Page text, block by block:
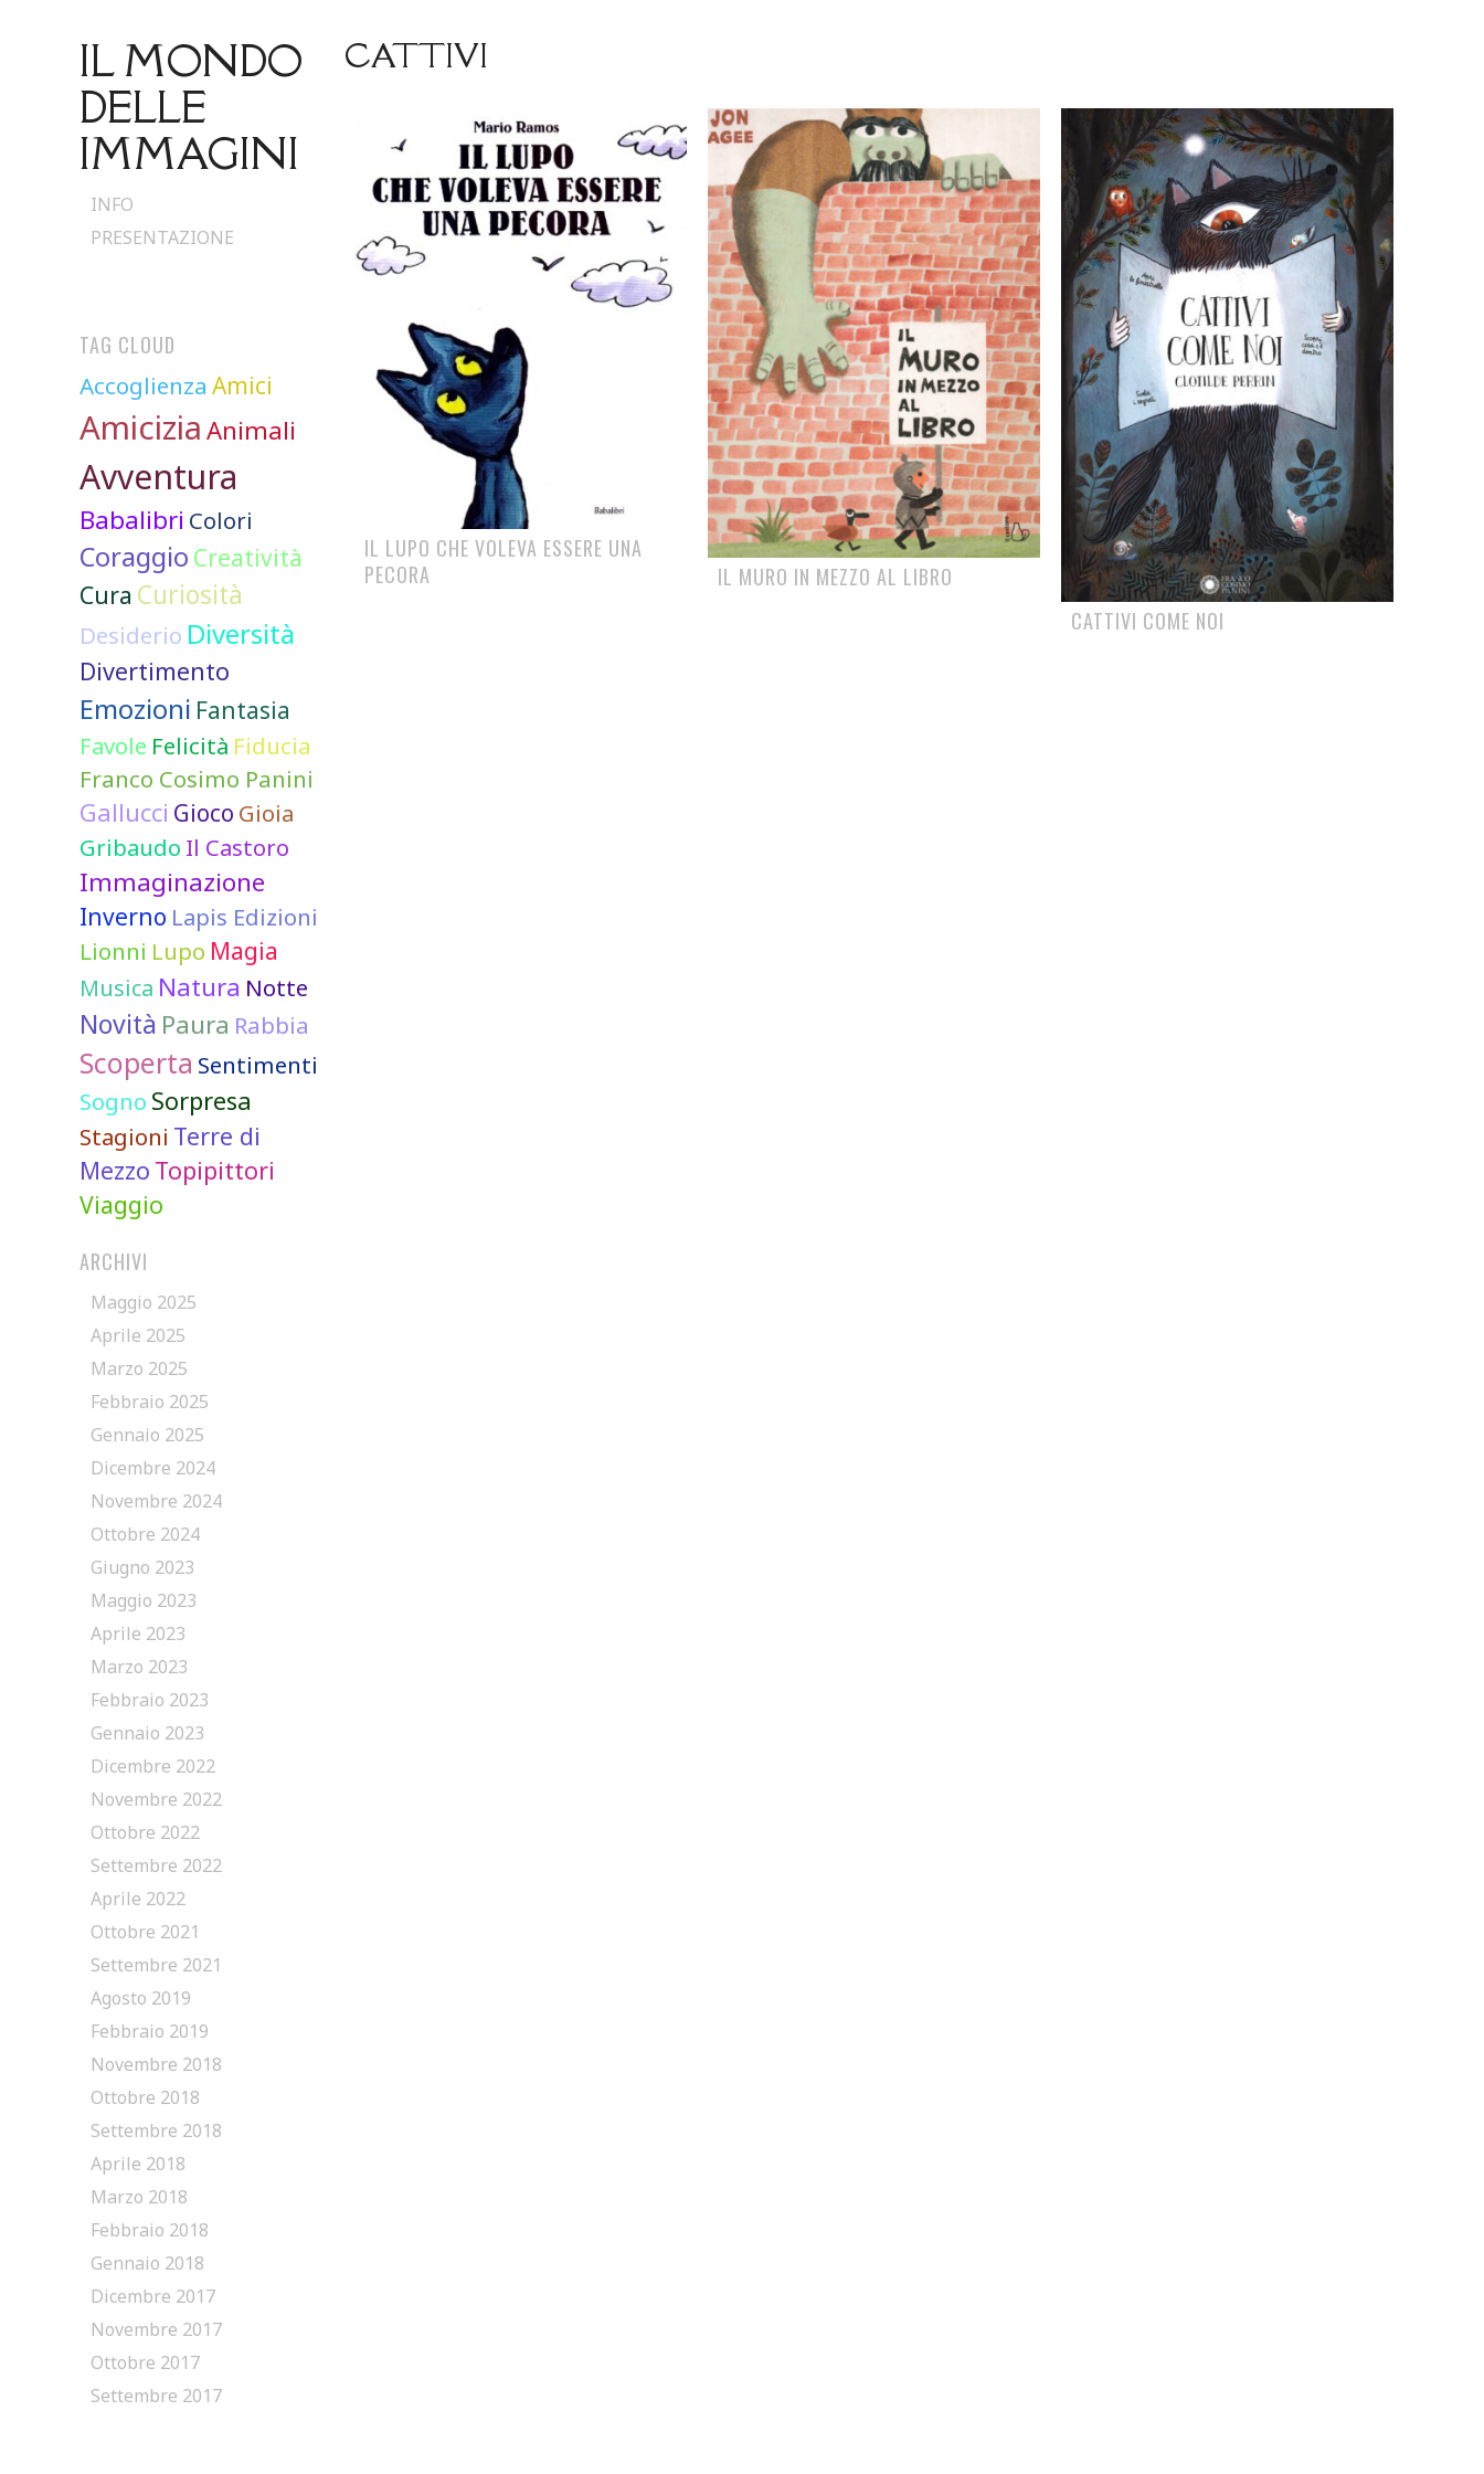
IL MONDO
DELLE
IMMAGINI
Skip
to
INFO
PRESENTAZIONE
CATTIVI
IL LUPO CHE VOLEVA ESSERE UNA
PECORA
IL MURO IN MEZZO AL LIBRO
CATTIVI COME NOI
TAG CLOUD
Accoglienza Amici
Amicizia Animali
Avventura
Babalibri Colori
Coraggio Creatività
Cura Curiosità
Desiderio Diversità
Divertimento
Emozioni Fantasia
Favole Felicità Fiducia
Franco Cosimo Panini
Gallucci Gioco Gioia
Gribaudo Il Castoro
Immaginazione
Inverno Lapis Edizioni
Lionni Lupo Magia
Musica Natura Notte
Novità Paura Rabbia
Scoperta Sentimenti
Sogno Sorpresa
Stagioni Terre di
Mezzo Topipittori
Viaggio
ARCHIVI
Maggio 2025
Aprile 2025
Marzo 2025
Febbraio 2025
Gennaio 2025
Dicembre 2024
Novembre 2024
Ottobre 2024
Giugno 2023
Maggio 2023
Aprile 2023
Marzo 2023
Febbraio 2023
Gennaio 2023
Dicembre 2022
Novembre 2022
Ottobre 2022
Settembre 2022
Aprile 2022
Ottobre 2021
Settembre 2021
Agosto 2019
Febbraio 2019
Novembre 2018
Ottobre 2018
Settembre 2018
Aprile 2018
Marzo 2018
Febbraio 2018
Gennaio 2018
Dicembre 2017
Novembre 2017
Ottobre 2017
Settembre 2017